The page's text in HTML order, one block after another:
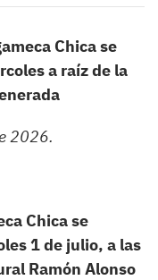
Chica se
a raíz de la
2026.
Chica se
1 de julio, a las
Ramón Alonso